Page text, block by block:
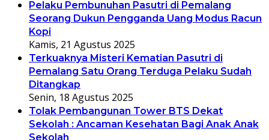
Pelaku Pembunuhan Pasutri di Pemalang
Seorang Dukun Pengganda Uang Modus Racun
Kopi
Kamis, 21 Agustus 2025
Terkuaknya Misteri Kematian Pasutri di
Pemalang Satu Orang Terduga Pelaku Sudah
Ditangkap
Senin, 18 Agustus 2025
Tolak Pembangunan Tower BTS Dekat
Sekolah : Ancaman Kesehatan Bagi Anak Anak
Sekolah